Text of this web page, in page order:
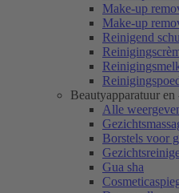
Make-up
Make-up
Reinigend
Beautyapparatuur en
Alle
Borstels voor
Gua sha